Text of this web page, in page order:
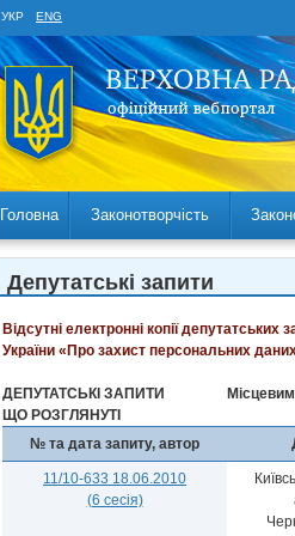
УКР ENG
Головна Законотворчість
Депутатські запити
Відсутні електронні копії
України «Про захист персональних
ДЕПУТАТСЬКІ ЗАПИТИ
ЩО РОЗГЛЯНУТІ
№ та дата запиту, автор
11/10-633 18.06.2010
(6 сесія)